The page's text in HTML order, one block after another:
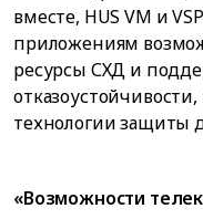
вместе, HUS VM и
приложениям
ресурсы СХД и
технологии защиты
«Возможности